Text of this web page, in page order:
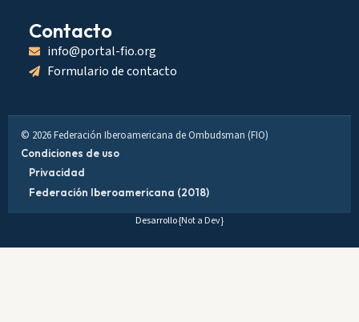
Contacto
info@portal-fio.org
Formulario de contacto
© 2026 Federación Iberoamericana de Ombudsman (FIO)
Condiciones de uso
Privacidad
Federación Iberoamericana (2018)
Desarrollo{Not a Dev}